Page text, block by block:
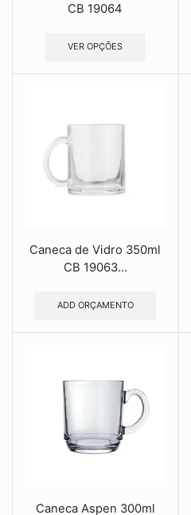
CB 19064
VER OPÇÕES
Caneca de Vidro 350ml
CB 19063...
ADD ORÇAMENTO
Caneca Aspen 300ml